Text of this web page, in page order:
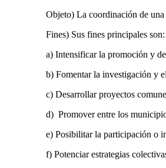
Objeto) La coordinación de una
Fines) Sus fines principales son:
a) Intensificar la promoción y
b) Fomentar la investigación y
c) Desarrollar proyectos
d) Promover entre los
e) Posibilitar la participación o
f) Potenciar estrategias